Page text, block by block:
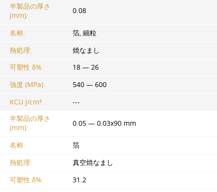
半製品の厚さ
(mm):
0.08
名称:
箔, 細粒
熱処理:
焼なまし
可塑性 δ%:
18 — 26
強度 (MPa):
540 — 600
KCU J/cm³:
---
半製品の厚さ
(mm):
0.05 — 0.03x90 mm
名称:
箔
熱処理:
真空焼なまし
可塑性 δ%:
31.2